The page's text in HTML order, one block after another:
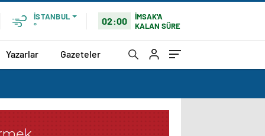
İSTANBUL
°
02:00
İMSAK'A
KALAN SÜRE
Yazarlar Gazeteler